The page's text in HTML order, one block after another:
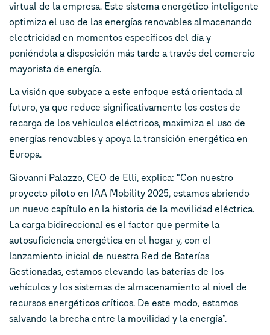
virtual de la empresa. Este sistema energético inteligente
optimiza el uso de las energías renovables almacenando
electricidad en momentos específicos del día y
poniéndola a disposición más tarde a través del comercio
mayorista de energía.
La visión que subyace a este enfoque está orientada al
futuro, ya que reduce significativamente los costes de
recarga de los vehículos eléctricos, maximiza el uso de
energías renovables y apoya la transición energética en
Europa.
Giovanni Palazzo, CEO de Elli, explica: "Con nuestro
proyecto piloto en IAA Mobility 2025, estamos abriendo
un nuevo capítulo en la historia de la movilidad eléctrica.
La carga bidireccional es el factor que permite la
autosuficiencia energética en el hogar y, con el
lanzamiento inicial de nuestra Red de Baterías
Gestionadas, estamos elevando las baterías de los
vehículos y los sistemas de almacenamiento al nivel de
recursos energéticos críticos. De este modo, estamos
salvando la brecha entre la movilidad y la energía".